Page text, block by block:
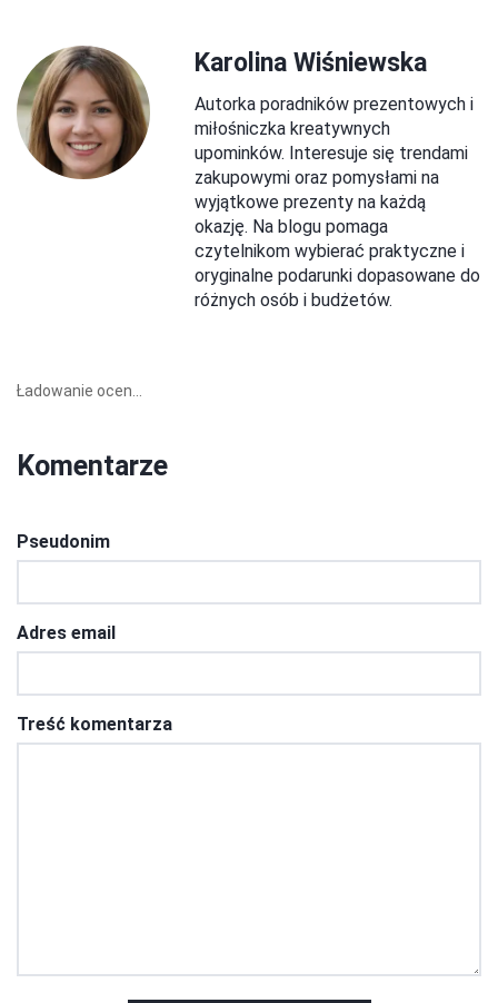
Karolina Wiśniewska
Autorka poradników prezentowych i
miłośniczka kreatywnych
upominków. Interesuje się trendami
zakupowymi oraz pomysłami na
wyjątkowe prezenty na każdą
okazję. Na blogu pomaga
czytelnikom wybierać praktyczne i
oryginalne podarunki dopasowane do
różnych osób i budżetów.
Ładowanie ocen...
Komentarze
Pseudonim
Adres email
Treść komentarza